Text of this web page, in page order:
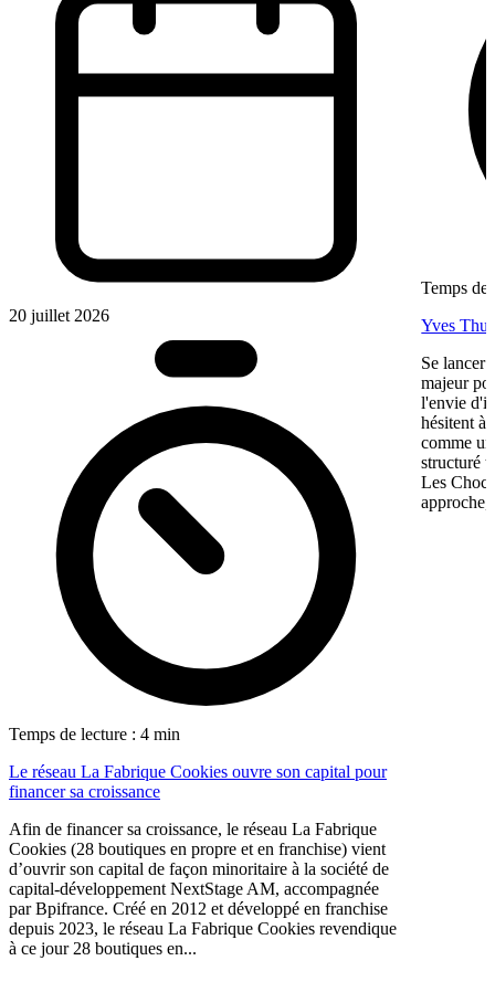
20 juillet 2026
Temps de lecture : 4 min
Le réseau La Fabrique Cookies ouvre son capital pour
financer sa croissance
Afin de financer sa croissance, le réseau La Fabrique
Cookies (28 boutiques en propre et en franchise) vient
d’ouvrir son capital de façon minoritaire à la société de
capital-développement NextStage AM, accompagnée
par Bpifrance. Créé en 2012 et développé en franchise
depuis 2023, le réseau La Fabrique Cookies revendique
à ce jour 28 boutiques en...
Temps de
Yves
Se lancer
majeur
l'envie
hésitent à
comme
structuré
Les
approche,